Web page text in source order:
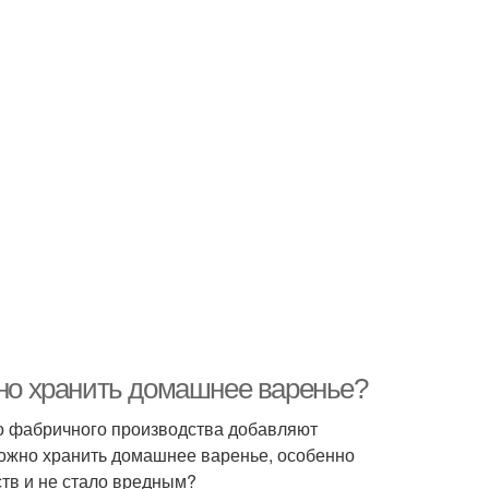
хранить домашнее варенье?
производства добавляют
хранить домашнее варенье, особенно
и не стало вредным?